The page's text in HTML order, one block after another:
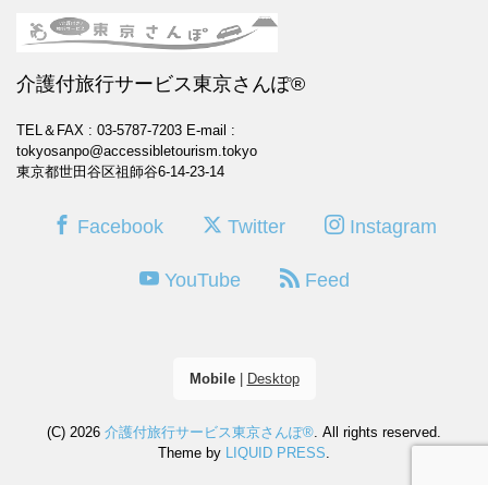
介護付旅行サービス東京さんぽ®
TEL＆FAX : 03-5787-7203 E-mail :
tokyosanpo@accessibletourism.tokyo
東京都世田谷区祖師谷6-14-23-14
Facebook Twitter Instagram
YouTube Feed
Mobile| Desktop
(C) 2026 介護付旅行サービス東京さんぽ®. All rights reserved.
Theme by LIQUID PRESS.